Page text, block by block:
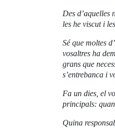
Des d’aquelles
les he viscut i
Sé que moltes
vosaltres ha
grans que
s’entrebanca i
Fa un dies, el
principals:
Quina